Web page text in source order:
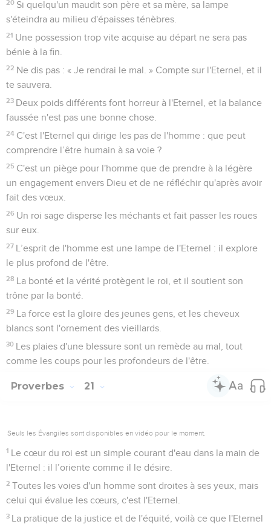
20 Si quelqu'un maudit son père et sa mère, sa lampe
s'éteindra au milieu d'épaisses ténèbres.
21 Une possession trop vite acquise au départ ne sera pas
bénie à la fin.
22 Ne dis pas : « Je rendrai le mal. » Compte sur l'Eternel, et il
te sauvera.
23 Deux poids différents font horreur à l'Eternel, et la balance
faussée n'est pas une bonne chose.
24 C'est l'Eternel qui dirige les pas de l'homme : que peut
comprendre l’être humain à sa voie ?
25 C'est un piège pour l'homme que de prendre à la légère
un engagement envers Dieu et de ne réfléchir qu'après avoir
fait des vœux.
26 Un roi sage disperse les méchants et fait passer les roues
sur eux.
27 L’esprit de l'homme est une lampe de l'Eternel : il explore
le plus profond de l'être.
28 La bonté et la vérité protègent le roi, et il soutient son
trône par la bonté.
29 La force est la gloire des jeunes gens, et les cheveux
blancs sont l'ornement des vieillards.
30 Les plaies d'une blessure sont un remède au mal, tout
comme les coups pour les profondeurs de l'être.
Proverbes 21
Seuls les Évangiles sont disponibles en vidéo pour le moment.
1 Le cœur du roi est un simple courant d'eau dans la main de
l'Eternel : il l’oriente comme il le désire.
2 Toutes les voies d'un homme sont droites à ses yeux, mais
celui qui évalue les cœurs, c'est l'Eternel.
3 La pratique de la justice et de l'équité, voilà ce que l'Eternel